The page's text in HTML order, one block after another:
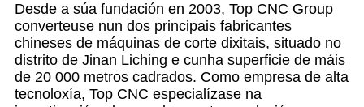
Desde a súa fundación en 2003, Top CNC Group
converteuse nun dos principais fabricantes
chineses de máquinas de corte dixitais, situado no
distrito de Jinan Liching e cunha superficie de máis
de 20 000 metros cadrados. Como empresa de alta
tecnoloxía, Top CNC especialízase na